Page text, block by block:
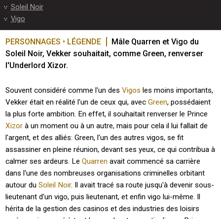
Soleil Noir
Vigo
PERSONNAGES • LÉGENDE
Mâle Quarren et Vigo du
Soleil Noir, Vekker souhaitait, comme Green, renverser
l'Underlord Xizor.
Souvent considéré comme l'un desVigos les moins importants,
Vekker était en réalité l'un de ceux qui, avecGreen, possédaient
la plus forte ambition. En effet, il souhaitait renverser le Prince
Xizor à un moment ou à un autre, mais pour cela il lui fallait de
l'argent, et des alliés: Green, l'un des autres vigos, se fit
assassiner en pleine réunion, devant ses yeux, ce qui contribua à
calmer ses ardeurs. LeQuarren avait commencé sa carrière
dans l'une des nombreuses organisations criminelles orbitant
autour duSoleil Noir. Il avait tracé sa route jusqu'à devenir sous-
lieutenant d'un vigo, puis lieutenant, et enfin vigo lui-même. Il
hérita de la gestion des casinos et des industries des loisirs